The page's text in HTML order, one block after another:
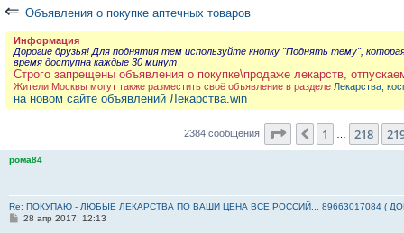
⇐ Объявления о покупке аптечных товаров
Информация
Дорогие друзья! Для поднятия тем используйте кнопку "Поднять тему",
время доступна каждые 30 минут
Строго запрещены объявления о покупке\продаже лекарств,
Жители Москвы могут также разместить своё объявление в разделе Лекарства,
на новом сайте объявлений Лекарства.win
2384 сообщения Страница 220из
Пред.
1 218
рома84
Re: ПОКУПАЮ - ЛЮБЫЕ ЛЕКАРСТВА ПО ВАШИ ЦЕНА ВСЕ РОССИЙ... 89663017084 (
С28 апр 2017, 12:13